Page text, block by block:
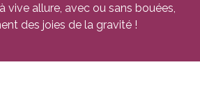
vive allure, avec ou sans bouées,
des joies de la gravité !